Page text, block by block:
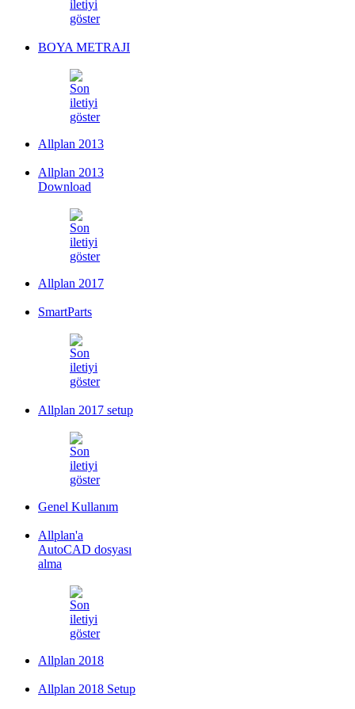
BOYA METRAJI
Allplan 2013
Allplan 2013
Download
Allplan 2017
SmartParts
Allplan 2017 setup
Genel Kullanım
Allplan'a
AutoCAD dosyası
alma
Allplan 2018
Allplan 2018 Setup